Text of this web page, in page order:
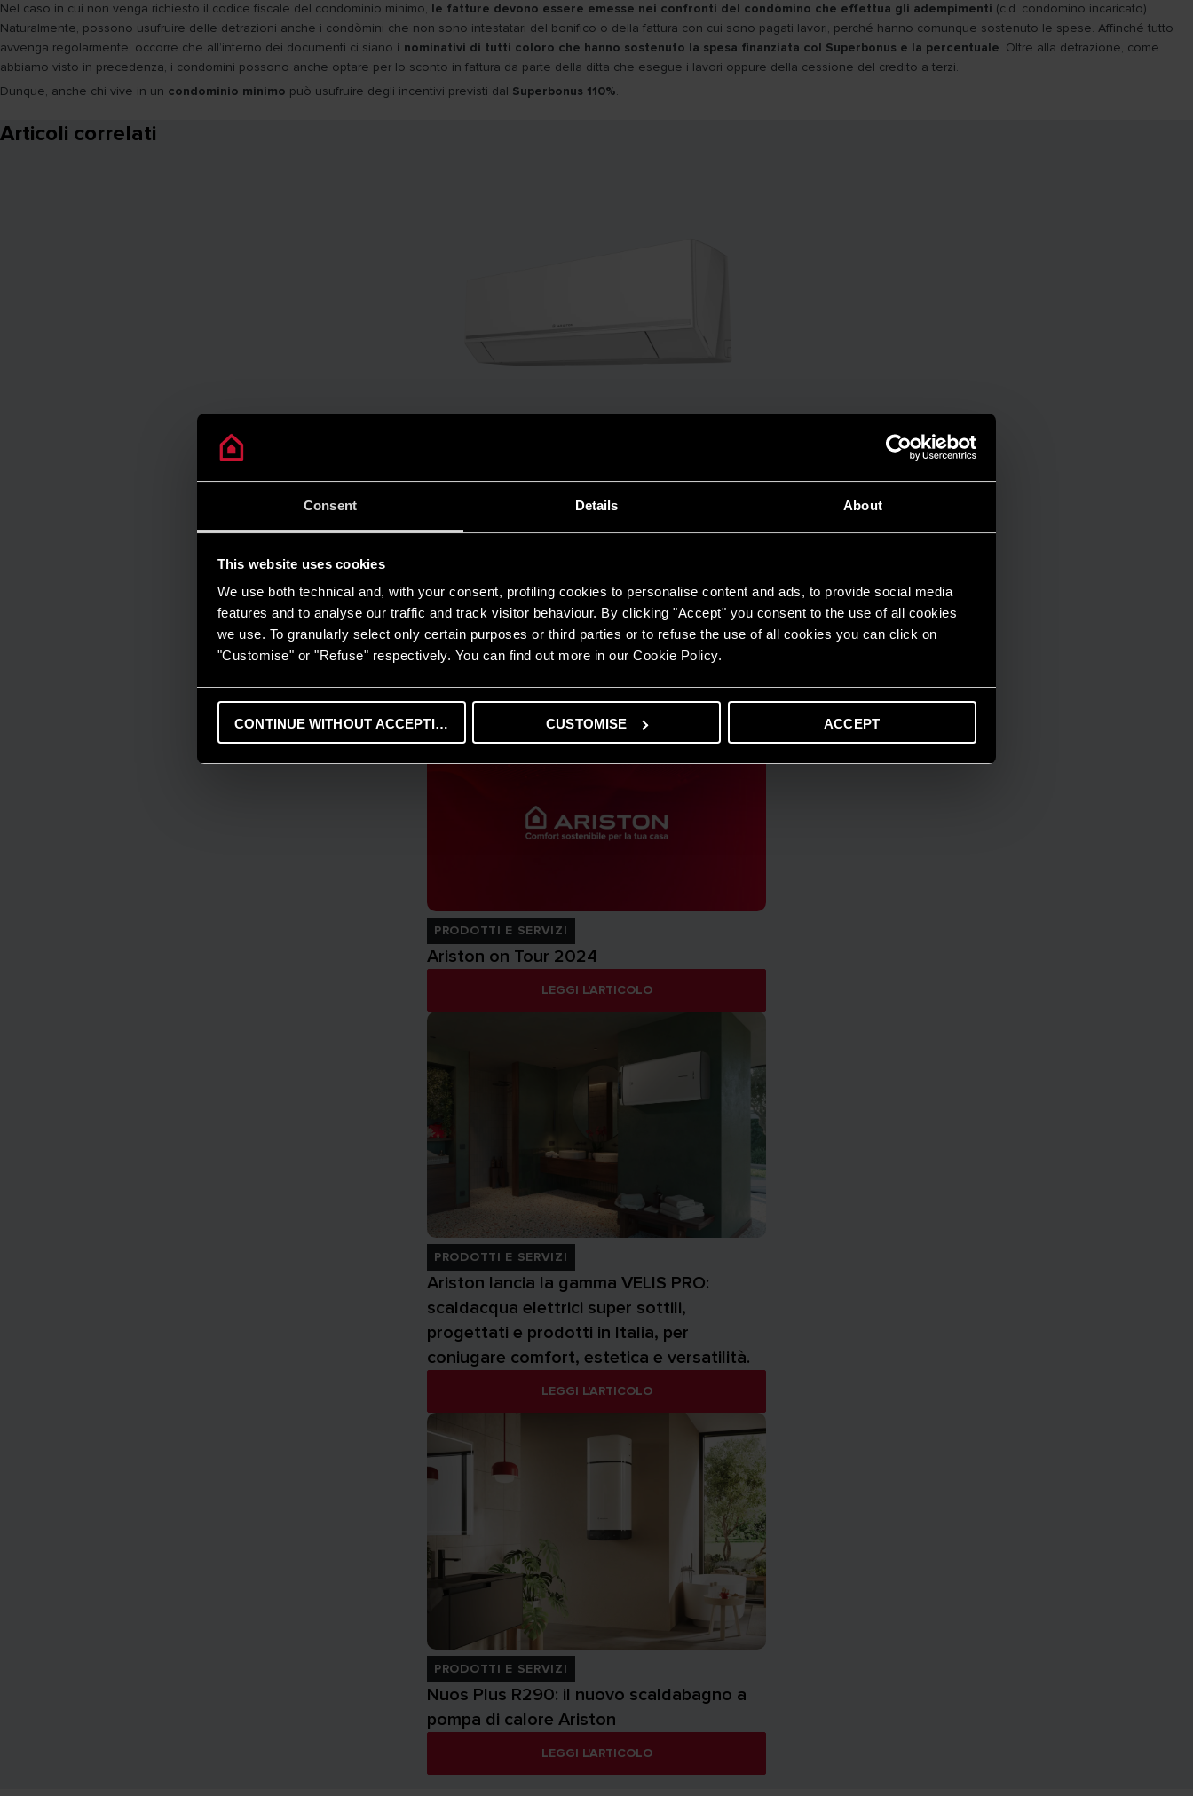
Consent Details About
This website uses cookies
We use both technical and, with your consent, profiling cookies to personalise content and ads, to provide social media
features and to analyse our traffic and track visitor behaviour. By clicking "Accept" you consent to the use of all cookies
we use. To granularly select only certain purposes or third parties or to refuse the use of all cookies you can click on
"Customise" or "Refuse" respectively. You can find out more in our Cookie Policy.
CONTINUE WITHOUT ACCEPTING CUSTOMISE ACCEPT
Nel caso in cui non venga richiesto il codice fiscale del condominio minimo, le fatture devono essere emesse nei confronti del condòmino che effettua gli adempimenti (c.d. condomino incaricato).
Naturalmente, possono usufruire delle detrazioni anche i condòmini che non sono intestatari del bonifico o della fattura con cui sono pagati lavori, perché hanno comunque sostenuto le spese. Affinché tutto
avvenga regolarmente, occorre che all’interno dei documenti ci siano i nominativi di tutti coloro che hanno sostenuto la spesa finanziata col Superbonus e la percentuale. Oltre alla detrazione, come
abbiamo visto in precedenza, i condomini possono anche optare per lo sconto in fattura da parte della ditta che esegue i lavori oppure della cessione del credito a terzi.
Dunque, anche chi vive in un condominio minimo può usufruire degli incentivi previsti dal Superbonus 110%.
Articoli correlati
gamma di condizionatori Ariston
PRODOTTI E SERVIZI
Ariston on Tour 2024
LEGGI L'ARTICOLO
PRODOTTI E SERVIZI
Ariston lancia la gamma VELIS PRO:
scaldacqua elettrici super sottili,
progettati e prodotti in Italia, per
coniugare comfort, estetica e versatilità.
LEGGI L'ARTICOLO
PRODOTTI E SERVIZI
Nuos Plus R290: il nuovo scaldabagno a
pompa di calore Ariston
LEGGI L'ARTICOLO